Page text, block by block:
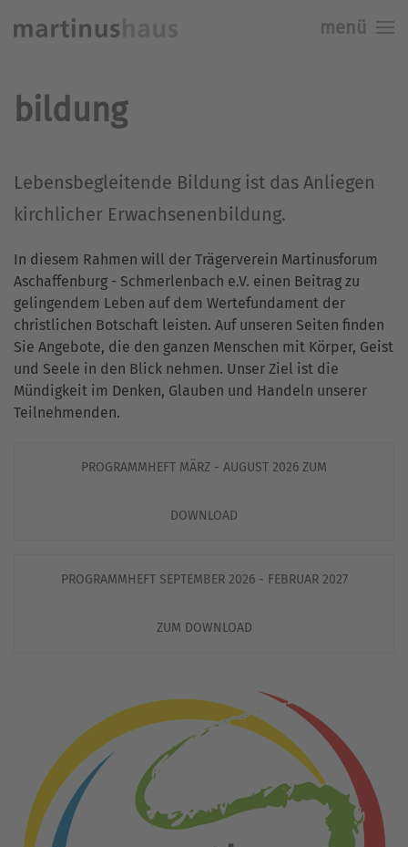
menü
bildung
Lebensbegleitende Bildung ist das Anliegen
kirchlicher Erwachsenenbildung.
In diesem Rahmen will der Trägerverein Martinusforum
Aschaffenburg - Schmerlenbach e.V. einen Beitrag zu
gelingendem Leben auf dem Wertefundament der
christlichen Botschaft leisten. Auf unseren Seiten finden
Sie Angebote, die den ganzen Menschen mit Körper, Geist
und Seele in den Blick nehmen. Unser Ziel ist die
Mündigkeit im Denken, Glauben und Handeln unserer
Teilnehmenden.
PROGRAMMHEFT MÄRZ - AUGUST 2026 ZUM
DOWNLOAD
PROGRAMMHEFT SEPTEMBER 2026 - FEBRUAR 2027
ZUM DOWNLOAD